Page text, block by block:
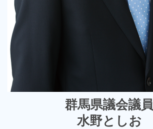
群馬県議会議員
水野としお